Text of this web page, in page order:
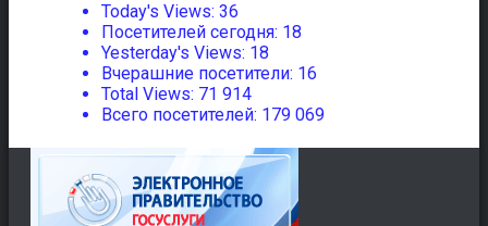
Today's Views: 36
Посетителей сегодня: 18
Yesterday's Views: 18
Вчерашние посетители: 16
Total Views: 71 914
Всего посетителей: 179 069